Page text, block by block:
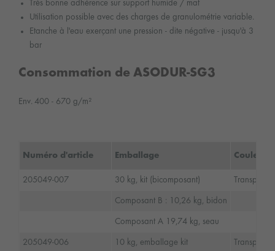
Très bonne adhérence sur support humide / mat
Utilisation possible avec des charges de granulométrie variable.
Etanche à l'eau exerçant une pression - dite négative - jusqu'à 3
bar
Consommation de ASODUR-SG3
Env. 400 - 670 g/m²
Numéro d'article Emballage Couleur
205049-007 30 kg, kit (bicomposant) Transparent
Composant B : 10,26 kg, bidon
Composant A 19,74 kg, seau
205049-006 10 kg, emballage kit Transparent